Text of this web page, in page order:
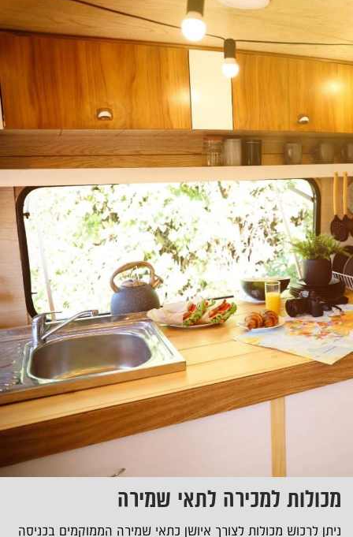
מכולות למכירה לתאי שמירה
ניתן לרכוש מכולות לצורך איושן כתאי שמירה הממוקמים בכניסה